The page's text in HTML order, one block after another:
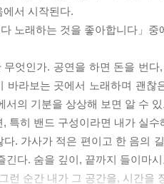
에서 시작된다.
노래하는 것을 좋아합니다」중
무엇인가. 공연을 하면 돈을 번
바라보는 곳에서 노래하며 괜
서의 기분을 상상해 보면 알 수
, 특히 밴드 구성이라면 내가 실
다. 가사가 적은 편이고 한 음의
긴다. 숨을 깊이, 끝까지 들이마
런 순간 내가 그 공간을, 시간을